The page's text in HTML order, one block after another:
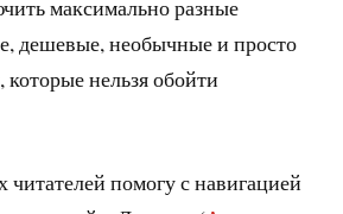
максимально разные
дешевые, необычные и просто
которые нельзя обойти
читателей помогу с навигацией